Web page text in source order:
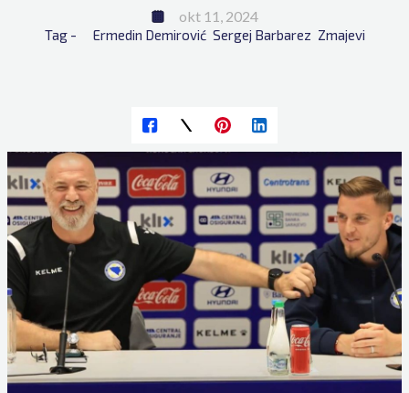
okt 11, 2024
Tag - Ermedin Demirović Sergej Barbarez Zmajevi